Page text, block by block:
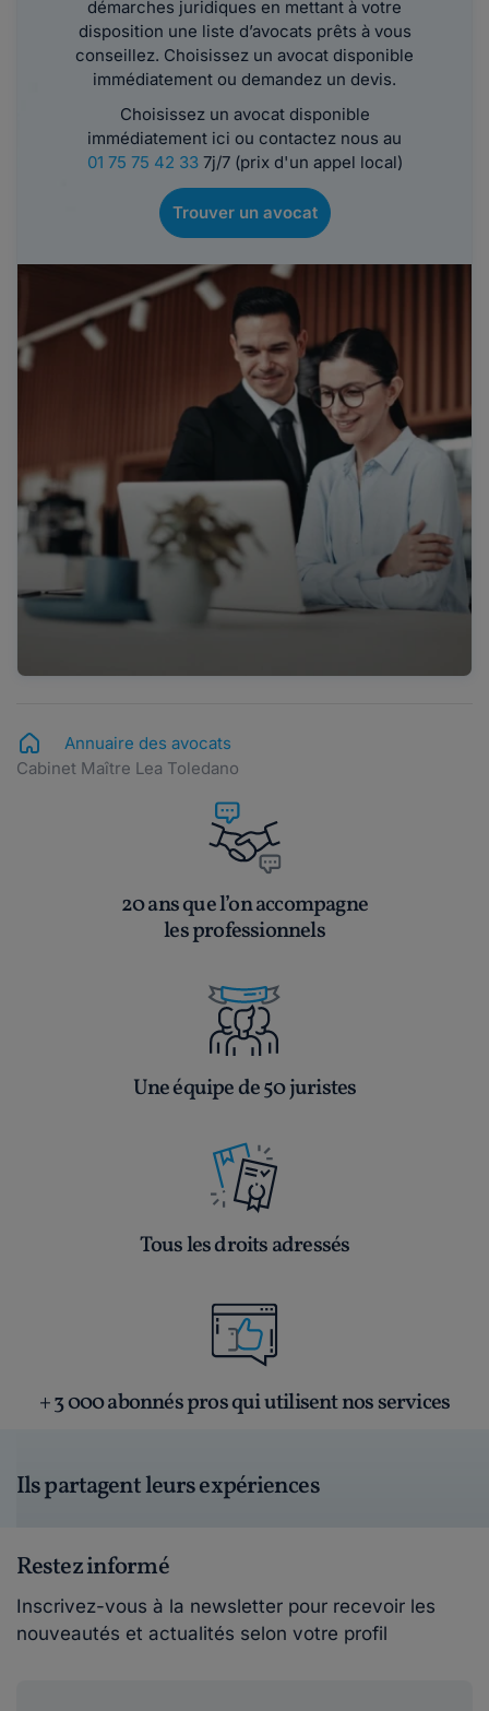
démarches juridiques en mettant à votre
disposition une liste d’avocats prêts à vous
conseillez. Choisissez un avocat disponible
immédiatement ou demandez un devis.
Choisissez un avocat disponible
immédiatement ici ou contactez nous au
01 75 75 42 337j/7 (prix d'un appel local)
Trouver un avocat
Annuaire des avocats
Cabinet Maître Lea Toledano
20 ans que l’on accompagne
les professionnels
Une équipe de 50 juristes
Tous les droits adressés
+ 3 000 abonnés pros qui utilisent nos services
Ils partagent leurs expériences
Restez informé
Inscrivez-vous à la newsletter pour recevoir les
nouveautés et actualités selon votre profil